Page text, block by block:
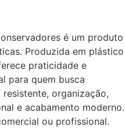
é um produto
Produzida em plástico
praticidade e
para quem busca
organização,
e acabamento moderno.
ou profissional.